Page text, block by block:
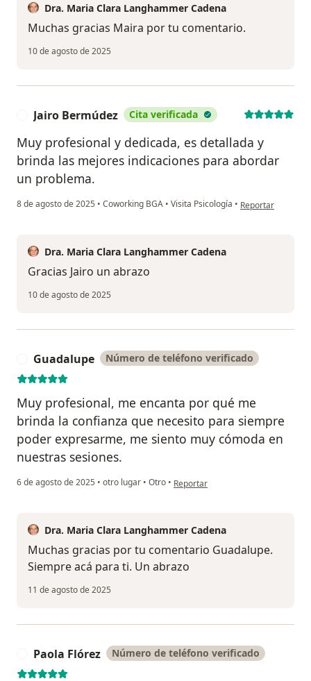
Dra. Maria Clara Langhammer Cadena
Muchas gracias Maira por tu comentario.
10 de agosto de 2025
Jairo Bermúdez Cita verificada
Muy profesional y dedicada, es detallada y
brinda las mejores indicaciones para abordar
un problema.
8 de agosto de 2025 • Coworking BGA • Visita Psicología • en opinión del
Reportar
Dra. Maria Clara Langhammer Cadena
Gracias Jairo un abrazo
10 de agosto de 2025
Guadalupe Número de teléfono verificado
Muy profesional, me encanta por qué me
brinda la confianza que necesito para siempre
poder expresarme, me siento muy cómoda en
nuestras sesiones.
6 de agosto de 2025 • otro lugar • Otro • en opinión del usuario Guadalupe
Reportar
Dra. Maria Clara Langhammer Cadena
Muchas gracias por tu comentario Guadalupe.
Siempre acá para ti. Un abrazo
11 de agosto de 2025
Paola Flórez Número de teléfono verificado